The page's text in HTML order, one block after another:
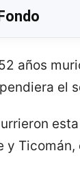
años
el
y